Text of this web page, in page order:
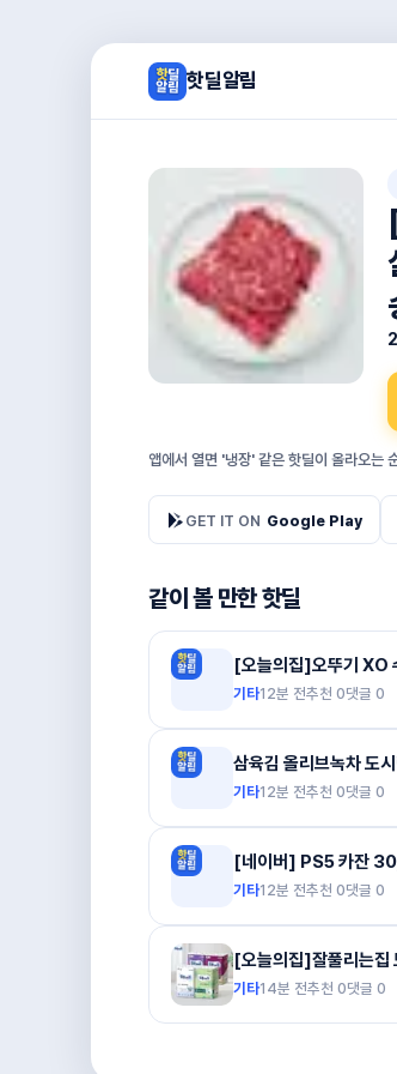
핫딜알림
앱에서 열면 '냉장' 같은 핫딜이 올라오는
GET IT ON Google Play
같이 볼 만한 핫딜
기타12분 전추천 0댓글 0
삼육김 올리브녹차
기타12분 전추천 0댓글 0
[네이버] PS5 카잔
기타12분 전추천 0댓글 0
기타14분 전추천 0댓글 0